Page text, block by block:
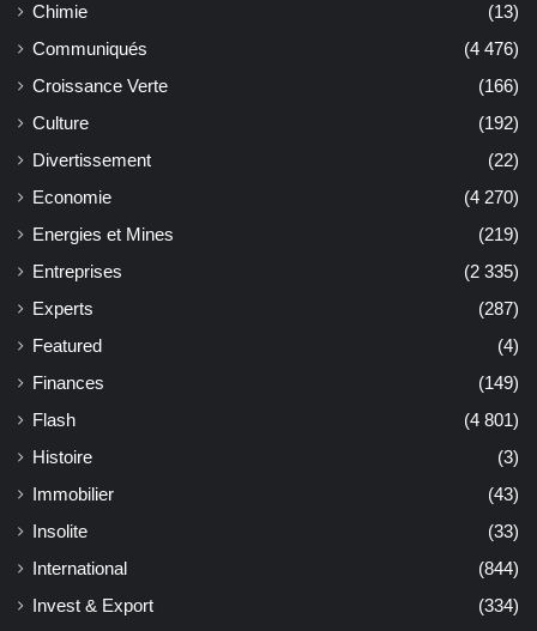
Chimie
(13)
Communiqués
(4 476)
Croissance Verte
(166)
Culture
(192)
Divertissement
(22)
Economie
(4 270)
Energies et Mines
(219)
Entreprises
(2 335)
Experts
(287)
Featured
(4)
Finances
(149)
Flash
(4 801)
Histoire
(3)
Immobilier
(43)
Insolite
(33)
International
(844)
Invest & Export
(334)